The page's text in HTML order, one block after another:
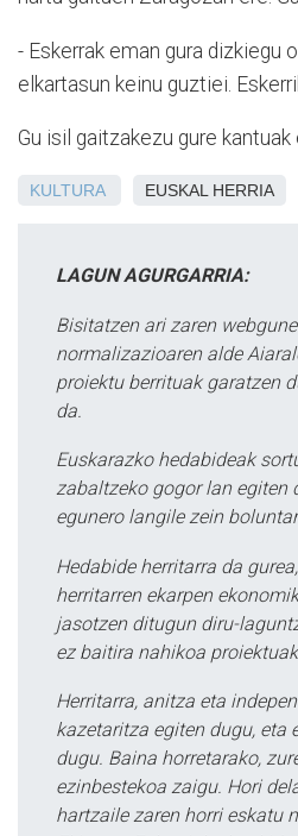
- Eskerrak eman gura dizkiegu
elkartasun keinu guztiei.
Gu isil gaitzakezu gure kantuak
KULTURA EUSKAL HERRIA
LAGUN AGURGARRIA:
Bisitatzen ari zaren
normalizazioaren alde
proiektu berrituak garatzen
da.
Euskarazko hedabideak
zabaltzeko gogor lan egiten
egunero langile zein
Hedabide herritarra da
herritarren ekarpen
jasotzen ditugun diru-
ez baitira nahikoa
Herritarra, anitza eta
kazetaritza egiten dugu, eta
dugu. Baina horretarako,
ezinbestekoa zaigu. Hori
hartzaile zaren horri eskatu